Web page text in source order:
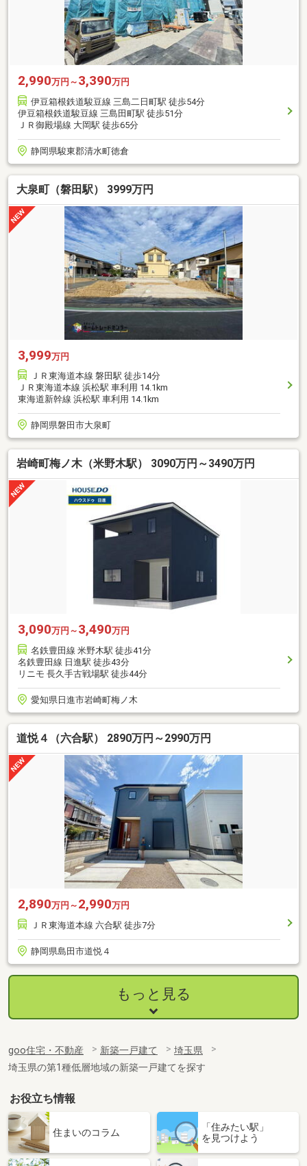
2,990万円～ 3,390万円
伊豆箱根鉄道駿豆線 三島二日町駅 徒歩54分
伊豆箱根鉄道駿豆線 三島田町駅 徒歩51分
ＪＲ御殿場線 大岡駅 徒歩65分
静岡県駿東郡清水町徳倉
大泉町（磐田駅） 3999万円
3,999万円
ＪＲ東海道本線 磐田駅 徒歩14分
ＪＲ東海道本線 浜松駅 車利用 14.1km
東海道新幹線 浜松駅 車利用 14.1km
静岡県磐田市大泉町
岩崎町梅ノ木（米野木駅） 3090万円～3490万円
3,090万円～ 3,490万円
名鉄豊田線 米野木駅 徒歩41分
名鉄豊田線 日進駅 徒歩43分
リニモ 長久手古戦場駅 徒歩44分
愛知県日進市岩崎町梅ノ木
道悦４（六合駅） 2890万円～2990万円
2,890万円～ 2,990万円
ＪＲ東海道本線 六合駅 徒歩7分
静岡県島田市道悦４
もっと見る
goo住宅・不動産 新築一戸建て
埼玉県
埼玉県の第1種低層地域の新築一戸建てを探す
お役立ち情報
住まいのコラム
「住みたい駅」
を見つけよう